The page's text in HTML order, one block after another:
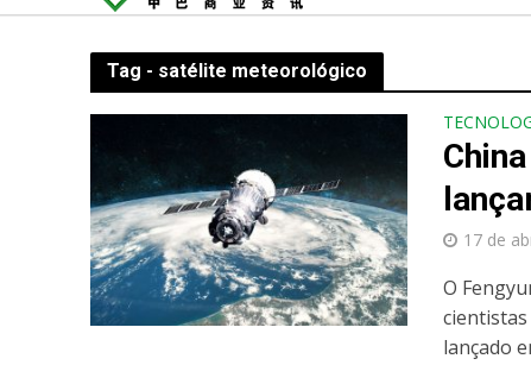
Tag - satélite meteorológico
17 de
O
lançado